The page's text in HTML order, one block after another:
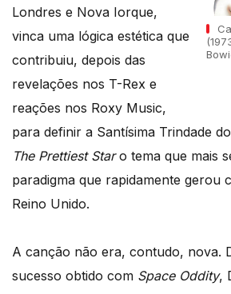
Londres e Nova Iorque,
vinca uma lógica estética que
contribuiu, depois das
revelações nos T-Rex e
reações nos Roxy Music,
para definir a Santísima Trindade
The Prettiest Staro tema que mais
paradigma que rapidamente gerou
Reino Unido.
A canção não era, contudo, nova.
sucesso obtido com Space Oddity,